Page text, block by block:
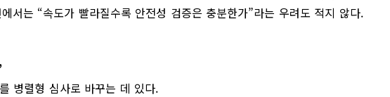
서는 “속도가 빨라질수록 안전성 검증은 충분한가”라는 우려도 적지 않다.
병렬형 심사로 바꾸는 데 있다.